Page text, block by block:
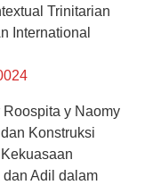
Trinitarian
International
Roospita y Naomy
Konstruksi
Adil dalam